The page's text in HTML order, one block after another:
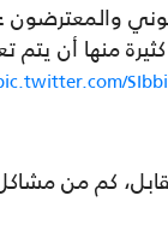
منها أن يتم
كم من